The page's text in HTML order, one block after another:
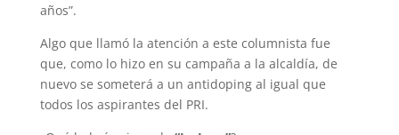
años”.
Algo que llamó la atención a este columnista fue
que, como lo hizo en su campaña a la alcaldía, de
nuevo se someterá a un antidoping al igual que
todos los aspirantes del PRI.